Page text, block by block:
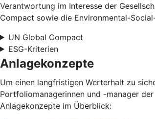
Verantwortung im Interesse der
Compact sowie die Environmental-
UN Global Compact
ESG-Kriterien
Anlagekonzepte
Um einen langfristigen Werterhalt zu
Portfoliomanagerinnen und -manager
Anlagekonzepte im Überblick: